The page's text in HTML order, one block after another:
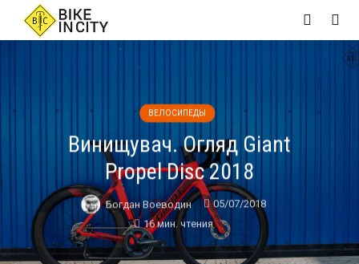
ВЕЛОСИПЕДЫ
Винищувач. Огляд Giant
Propel Disc 2018
Богдан Воеводин
05/07/2018
16 мин. чтения